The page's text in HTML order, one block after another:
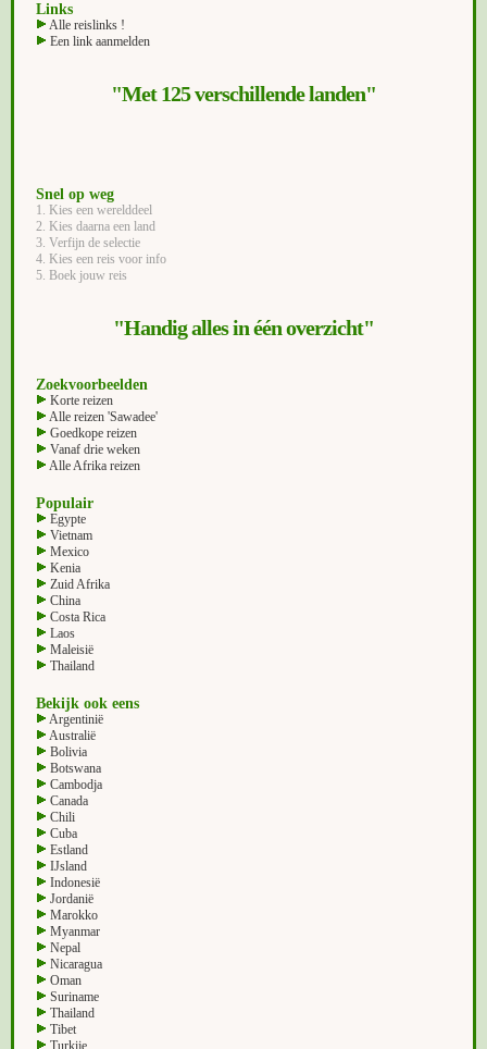
Links
Alle reislinks !
Een link aanmelden
"Met 125 verschillende landen"
Snel op weg
1. Kies een werelddeel
2. Kies daarna een land
3. Verfijn de selectie
4. Kies een reis voor info
5. Boek jouw reis
"Handig alles in één overzicht"
Zoekvoorbeelden
Korte reizen
Alle reizen 'Sawadee'
Goedkope reizen
Vanaf drie weken
Alle Afrika reizen
Populair
Egypte
Vietnam
Mexico
Kenia
Zuid Afrika
China
Costa Rica
Laos
Maleisië
Thailand
Bekijk ook eens
Argentinië
Australië
Bolivia
Botswana
Cambodja
Canada
Chili
Cuba
Estland
IJsland
Indonesië
Jordanië
Marokko
Myanmar
Nepal
Nicaragua
Oman
Suriname
Thailand
Tibet
Turkije